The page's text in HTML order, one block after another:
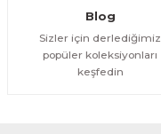
Blog
Sizler için derlediğimiz
popüler koleksiyonları
keşfedin